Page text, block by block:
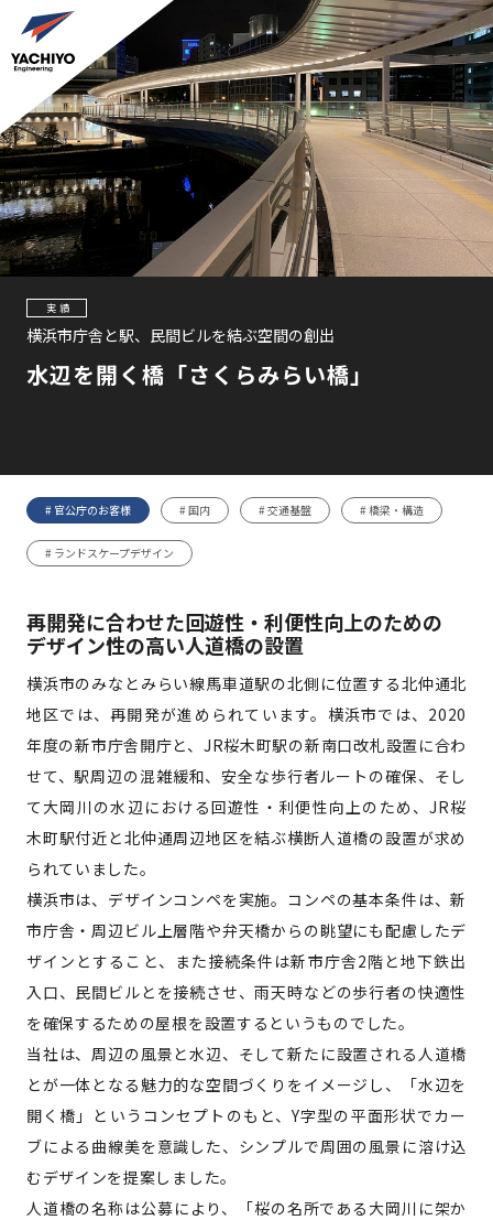
実績
横浜市庁舎と駅、民間ビルを結ぶ空間の創出
水辺を開く橋「さくらみらい橋」
# 官公庁のお客様 # 国内 # 交通基盤 # 橋梁・構造
# ランドスケープデザイン
再開発に合わせた回遊性・利便性向上のための
デザイン性の高い人道橋の設置
横浜市のみなとみらい線馬車道駅の北側に位置する北仲通北
地区では、再開発が進められています。横浜市では、2020
年度の新市庁舎開庁と、JR桜木町駅の新南口改札設置に合わ
せて、駅周辺の混雑緩和、安全な歩行者ルートの確保、そし
て大岡川の水辺における回遊性・利便性向上のため、JR桜
木町駅付近と北仲通周辺地区を結ぶ横断人道橋の設置が求め
られていました。
横浜市は、デザインコンペを実施。コンペの基本条件は、新
市庁舎・周辺ビル上層階や弁天橋からの眺望にも配慮したデ
ザインとすること、また接続条件は新市庁舎2階と地下鉄出
入口、民間ビルとを接続させ、雨天時などの歩行者の快適性
を確保するための屋根を設置するというものでした。
当社は、周辺の風景と水辺、そして新たに設置される人道橋
とが一体となる魅力的な空間づくりをイメージし、「水辺を
開く橋」というコンセプトのもと、Y字型の平面形状でカー
ブによる曲線美を意識した、シンプルで周囲の風景に溶け込
むデザインを提案しました。
人道橋の名称は公募により、「桜の名所である大岡川に架か